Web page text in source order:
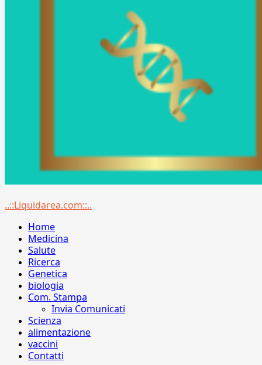
Menu
..::Liquidarea.com::..
Home
Medicina
Salute
Ricerca
Genetica
biologia
Com. Stampa
Invia Comunicati
Scienza
alimentazione
vaccini
Contatti